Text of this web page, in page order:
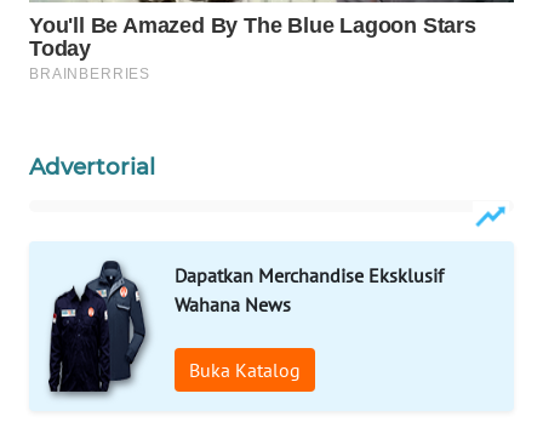
Advertorial
Dapatkan Merchandise Eksklusif
Wahana News
Buka Katalog
TRAVEL
WAHANANEWS
CO ID
WAHANANEWS
NET